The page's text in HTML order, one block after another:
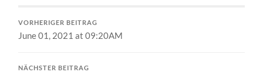
VORHERIGER BEITRAG
June 01, 2021 at 09:20AM
NÄCHSTER BEITRAG